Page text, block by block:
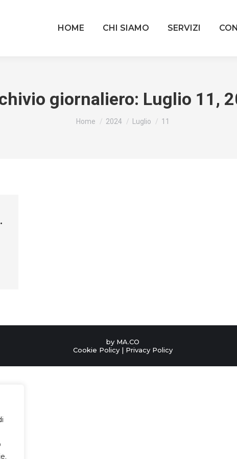
HOME CHI SIAMO SERVIZI
giornaliero: Luglio 11,
Tu sei qui:
Home 2024 Luglio 11
by MA.CO
Cookie Policy| Privacy Policy